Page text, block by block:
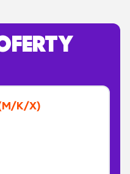
K/X)